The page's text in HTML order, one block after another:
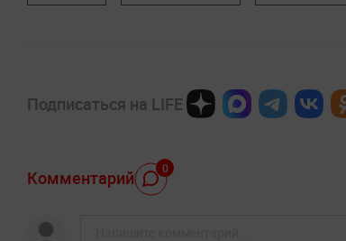
Подписаться на LIFE
Комментарий 0